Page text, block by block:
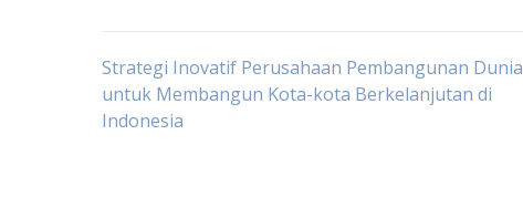
Post
navigation
Strategi Inovatif Perusahaan Pembangunan Dunia
untuk Membangun Kota-kota Berkelanjutan di
Indonesia